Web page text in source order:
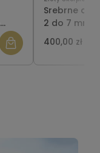
Srebrne
2 do 7 mm-
pozłacane
400,00 zł